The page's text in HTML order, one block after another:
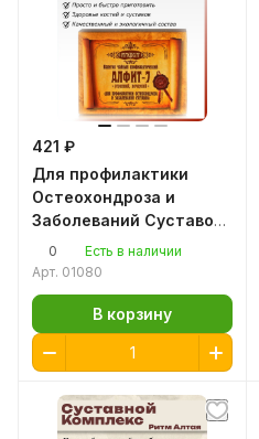
421 ₽
Для профилактики
Остеохондроза и
Заболеваний Суставов
Алфит 7 ( 60 по 2 гр )
фитосбор
0
Есть в наличии
Арт. 01080
В корзину